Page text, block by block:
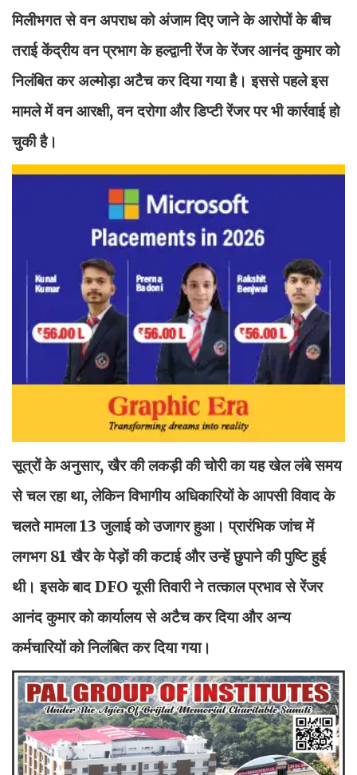
मिलीभगत से वन अपराध को अंजाम दिए जाने के आरोपों के बीच
तराई केंद्रीय वन प्रभाग के हल्द्वानी रेंज के रेंजर आनंद कुमार को
निलंबित कर अल्मोड़ा अटैच कर दिया गया है। इससे पहले इस
मामले में वन आरक्षी, वन दरोगा और डिप्टी रेंजर पर भी कार्रवाई हो
चुकी है।
सूत्रों के अनुसार, खैर की लकड़ी की चोरी का यह खेल लंबे समय
से चल रहा था, लेकिन विभागीय अधिकारियों के आपसी विवाद के
चलते मामला 13 जुलाई को उजागर हुआ। प्रारंभिक जांच में
लगभग 81 खैर के पेड़ों की कटाई और उन्हें छुपाने की पुष्टि हुई
थी। इसके बाद DFO यूसी तिवारी ने तत्काल प्रभाव से रेंजर
आनंद कुमार को कार्यालय से अटैच कर दिया और अन्य
कर्मचारियों को निलंबित कर दिया गया।